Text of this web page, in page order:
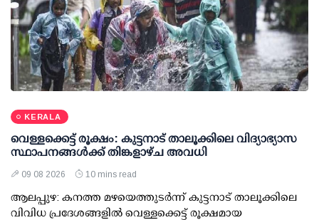
KERALA
വെള്ളക്കെട്ട് രൂക്ഷം: കുട്ടനാട് താലൂക്കിലെ വിദ്യാഭ്യാസ
സ്ഥാപനങ്ങള്‍ക്ക് തിങ്കളാഴ്ച അവധി
09 08 2026 10 mins read
ആലപ്പുഴ: കനത്ത മഴയെത്തുടര്‍ന്ന് കുട്ടനാട് താലൂക്കിലെ
വിവിധ പ്രദേശങ്ങളില്‍ വെള്ളക്കെട്ട് രൂക്ഷമായ